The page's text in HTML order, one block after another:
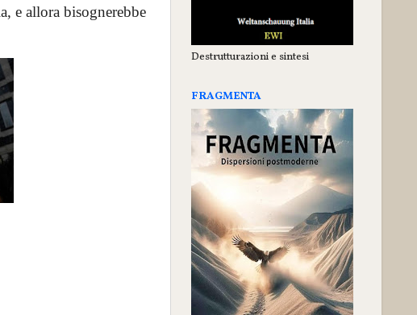
e allora bisognerebbe
Destrutturazioni e sintesi
FRAGMENTA